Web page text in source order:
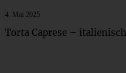
4. Mai 2025
Torta Caprese –